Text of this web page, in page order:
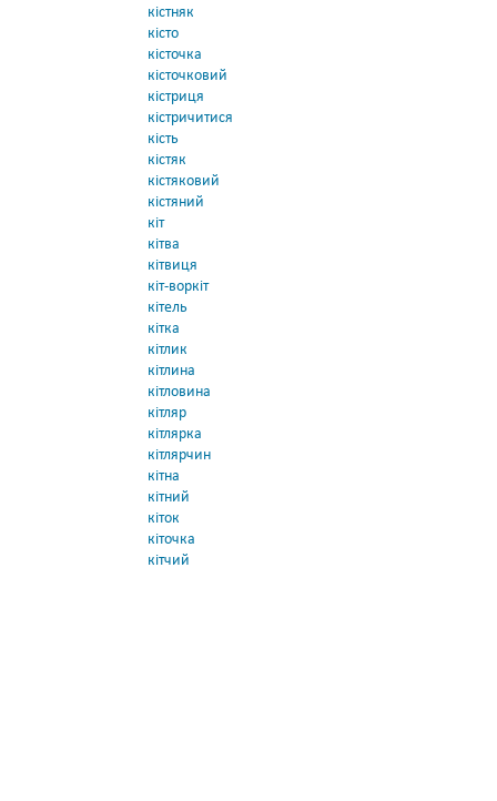
кістняк
кісто
кісточка
кісточковий
кістриця
кістричитися
кість
кістяк
кістяковий
кістяний
кіт
кітва
кітвиця
кіт-воркіт
кітель
кітка
кітлик
кітлина
кітловина
кітляр
кітлярка
кітлярчин
кітна
кітний
кіток
кіточка
кітчий